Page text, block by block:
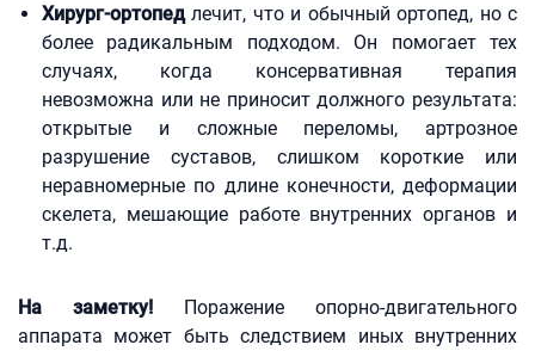
Хирург-ортопедлечит, что и обычный ортопед, но с
более радикальным подходом. Он помогает тех
случаях, когда консервативная терапия
невозможна или не приносит должного результата:
открытые и сложные переломы, артрозное
разрушение суставов, слишком короткие или
неравномерные по длине конечности, деформации
скелета, мешающие работе внутренних органов и
т.д.
На заметку! Поражение опорно-двигательного
аппарата может быть следствием иных внутренних